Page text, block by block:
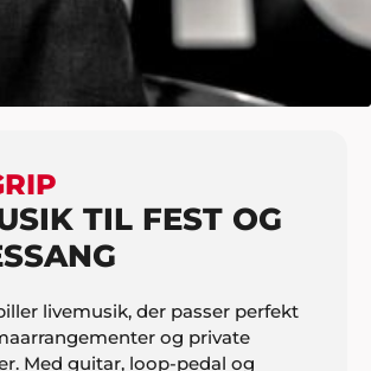
SUNE GRIP
TIL FEST OG
livemusik, der passer perfekt
og private
Med guitar, loop-pedal og